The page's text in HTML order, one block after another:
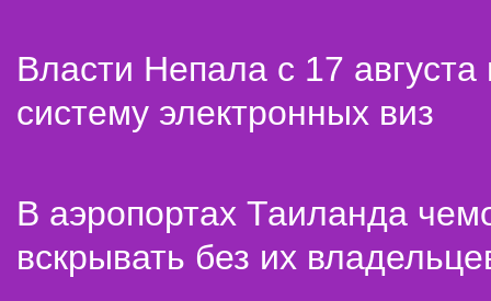
Власти Непала с 17 августа
систему электронных виз
В аэропортах Таиланда
вскрывать без их